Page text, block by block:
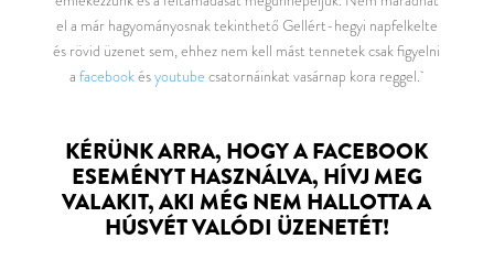
el a már hagyományosnak tekinthető Gellért-hegyi napfelkelte
és rövid üzenet sem, ehhez nem kell mást tennetek csak figyelni
a facebookésyoutube csatornáinkat vasárnap kora reggel.
KÉRÜNK ARRA, HOGY A FACEBOOK
ESEMÉNYT HASZNÁLVA, HÍVJ MEG
VALAKIT, AKI MÉG NEM HALLOTTA A
HÚSVÉT VALÓDI ÜZENETÉT!